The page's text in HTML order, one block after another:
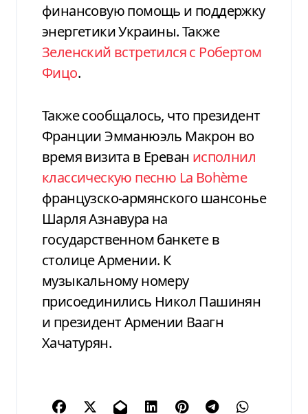
финансовую помощь и поддержку
энергетики Украины. Также
Зеленский встретился с Робертом
Фицо.
Также сообщалось, что президент
Франции Эмманюэль Макрон во
время визита в Ереван исполнил
классическую песню La Bohème
французско-армянского шансонье
Шарля Азнавура на
государственном банкете в
столице Армении. К
музыкальному номеру
присоединились Никол Пашинян
и президент Армении Ваагн
Хачатурян.